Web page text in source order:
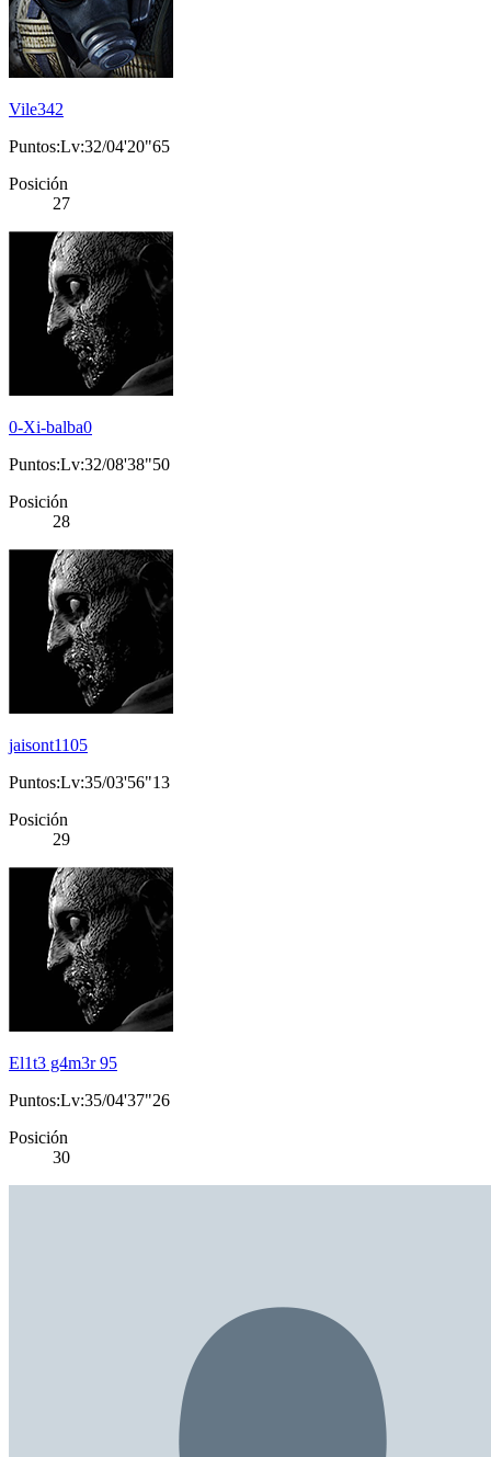
Vile342
Puntos:Lv:32/04'20"65
Posición
27
0-Xi-balba0
Puntos:Lv:32/08'38"50
Posición
28
jaisont1105
Puntos:Lv:35/03'56"13
Posición
29
El1t3 g4m3r 95
Puntos:Lv:35/04'37"26
Posición
30